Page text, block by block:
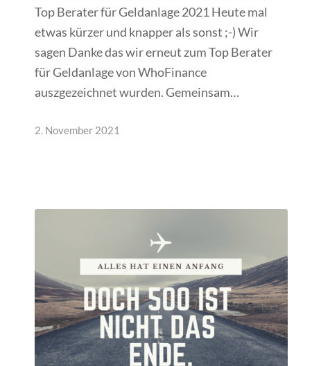
Top Berater für Geldanlage 2021 Heute mal
etwas kürzer und knapper als sonst ;-) Wir
sagen Danke das wir erneut zum Top Berater
für Geldanlage von WhoFinance
auszgezeichnet wurden. Gemeinsam…
2. November 2021